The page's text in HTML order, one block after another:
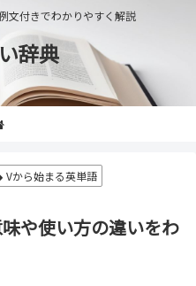
文付きでわかりやすく解説
辞典
Vから始まる英単語
や使い方の違いをわ